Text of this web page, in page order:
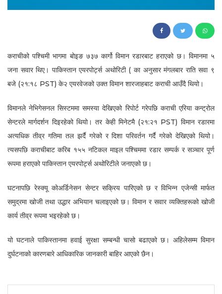
कराचीको पश्चिमी भागमा बोइङ ७३७ कार्गो विमान रडारबाट हराएको छ। विमानमा ५
जना सवार थिए। पाकिस्तान एयरपोर्ट्स अथोरिटी ( का अनुसार मंगलबार राति सवा ९
बजे (२१:१८ PST) के२ एयरवेजको उक्त विमान शारजाहबाट कराची आउँदै थियो।
विमानले नेभिगेसनल सिस्टममा समस्या देखिएको रिपोर्ट गरेपछि कराची एरिया कन्ट्रोल
सेन्टरले मार्गदर्शन दिइरहेको थियो। तर केही मिनेटमै (२१:२१ PST) विमान रडारमा
अत्यधिक तीव्र गतिमा तल झर्दै गरेको र दिशा परिवर्तन गर्दै गरेको देखिएको थियो।
त्यसपछि कराचीबाट करिब १५५ नटिकल माइल पश्चिममा रडार सम्पर्क र सञ्चार पूर्ण
रूपमा हराएको पाकिस्तान एयरपोर्ट्स अथोरिटीले जनाएको छ।
घटनापछि रेस्क्यू कोअर्डिनेसन सेन्टर सक्रिय पारिएको छ र विभिन्न एजेन्सी मार्फत
समुद्रमा खोजी तथा उद्धार अभियान चलाइएको छ। विमान र सवार व्यक्तिहरूको खोजी
कार्य तीव्र रूपमा भइरहेको छ।
यो घटनाले पाकिस्तानमा हवाई सुरक्षा सम्बन्धी चासो बढाएको छ। अहिलेसम्म विमान
दुर्घटनाको कारणबारे आधिकारिक जानकारी बाहिर आएको छैन।